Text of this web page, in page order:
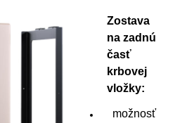
Zostava
na zadnú
časť
krbovej
vložky:
možnosť